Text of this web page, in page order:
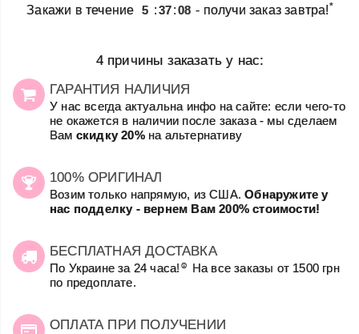
Закажи в течение 5 :37:08 - получи заказ завтра!*
4 причины заказать у нас:
ГАРАНТИЯ НАЛИЧИЯ
У нас всегда актуальна инфо на сайте: если чего-то
не окажется в наличии после заказа - мы сделаем
Вам скидку 20%на альтернативу
100% ОРИГИНАЛ
Возим только напрямую, из США.Обнаружите у
нас подделку - вернем Вам 200% стоимости!
БЕСПЛАТНАЯ ДОСТАВКА
По Украине за 24 часа! ☺
На все заказы от 1500 грн
по предоплате.
ОПЛАТА ПРИ ПОЛУЧЕНИИ